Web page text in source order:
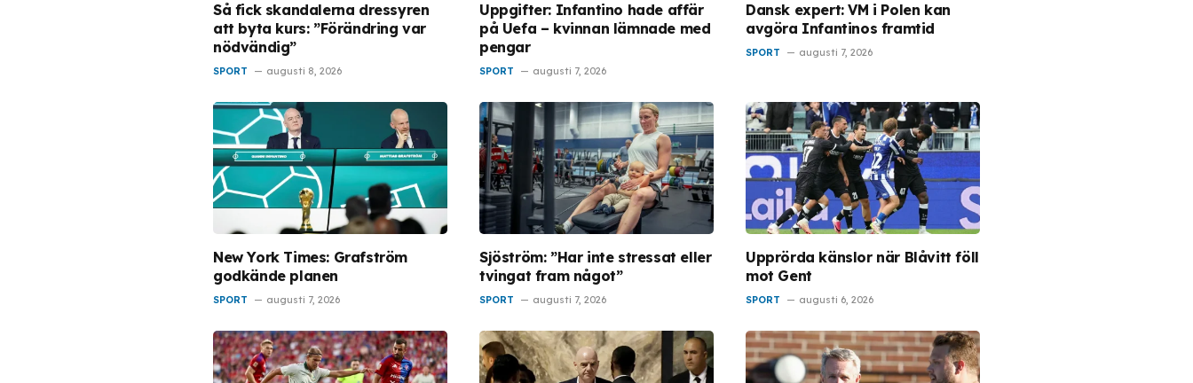
Så fick skandalerna dressyren
att byta kurs: ”Förändring var
nödvändig”
SPORT augusti 8, 2026
Uppgifter: Infantino hade affär
på Uefa – kvinnan lämnade med
pengar
SPORT augusti 7, 2026
Dansk expert: VM i Polen kan
avgöra Infantinos framtid
SPORT augusti 7, 2026
New York Times: Grafström
godkände planen
SPORT augusti 7, 2026
Sjöström: ”Har inte stressat eller
tvingat fram något”
SPORT augusti 7, 2026
Upprörda känslor när Blåvitt föll
mot Gent
SPORT augusti 6, 2026